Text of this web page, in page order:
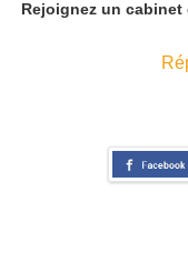
Rejoignez un